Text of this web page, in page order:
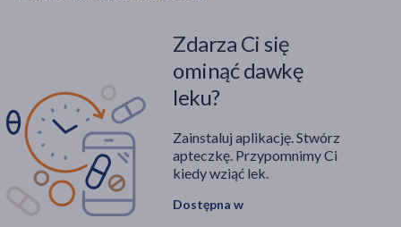
Zdarza Ci się
ominąć dawkę
leku?
Zainstaluj aplikację. Stwórz
apteczkę. Przypomnimy Ci
kiedy wziąć lek.
Dostępna w